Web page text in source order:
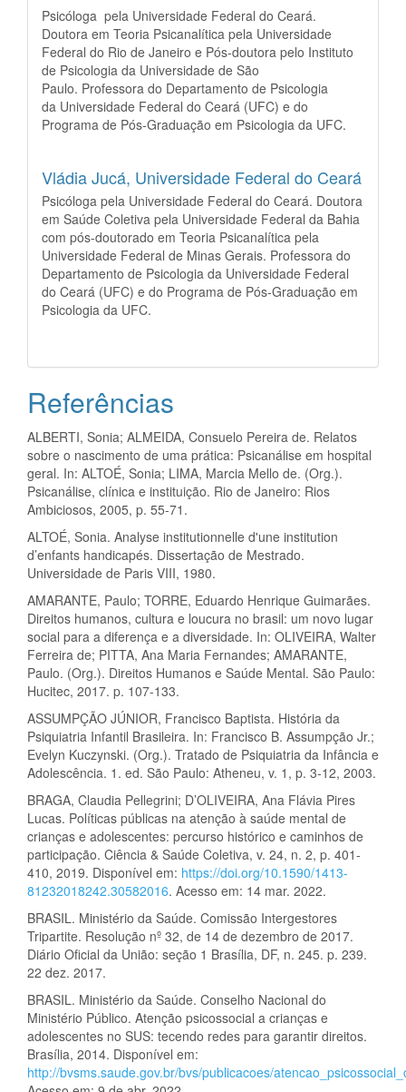
Psicóloga pela Universidade Federal do Ceará.
Doutora em Teoria Psicanalítica pela Universidade
Federal do Rio de Janeiro e Pós-doutora pelo Instituto
de Psicologia da Universidade de São
Paulo. Professora do Departamento de Psicologia
da Universidade Federal do Ceará (UFC) e do
Programa de Pós-Graduação em Psicologia da UFC.
Vládia Jucá, Universidade Federal do Ceará
Psicóloga pela Universidade Federal do Ceará. Doutora
em Saúde Coletiva pela Universidade Federal da Bahia
com pós-doutorado em Teoria Psicanalítica pela
Universidade Federal de Minas Gerais. Professora do
Departamento de Psicologia da Universidade Federal
do Ceará (UFC) e do Programa de Pós-Graduação em
Psicologia da UFC.
Referências
ALBERTI, Sonia; ALMEIDA, Consuelo Pereira de. Relatos
sobre o nascimento de uma prática: Psicanálise em hospital
geral. In: ALTOÉ, Sonia; LIMA, Marcia Mello de. (Org.).
Psicanálise, clínica e instituição. Rio de Janeiro: Rios
Ambiciosos, 2005, p. 55-71.
ALTOÉ, Sonia. Analyse institutionnelle d'une institution
d’enfants handicapés. Dissertação de Mestrado.
Universidade de Paris VIII, 1980.
AMARANTE, Paulo; TORRE, Eduardo Henrique Guimarães.
Direitos humanos, cultura e loucura no brasil: um novo lugar
social para a diferença e a diversidade. In: OLIVEIRA, Walter
Ferreira de; PITTA, Ana Maria Fernandes; AMARANTE,
Paulo. (Org.). Direitos Humanos e Saúde Mental. São Paulo:
Hucitec, 2017. p. 107-133.
ASSUMPÇÃO JÚNIOR, Francisco Baptista. História da
Psiquiatria Infantil Brasileira. In: Francisco B. Assumpção Jr.;
Evelyn Kuczynski. (Org.). Tratado de Psiquiatria da Infância e
Adolescência. 1. ed. São Paulo: Atheneu, v. 1, p. 3-12, 2003.
BRAGA, Claudia Pellegrini; D’OLIVEIRA, Ana Flávia Pires
Lucas. Políticas públicas na atenção à saúde mental de
crianças e adolescentes: percurso histórico e caminhos de
participação. Ciência & Saúde Coletiva, v. 24, n. 2, p. 401-
410, 2019. Disponível em: https://doi.org/10.1590/1413-
81232018242.30582016. Acesso em: 14 mar. 2022.
BRASIL. Ministério da Saúde. Comissão Intergestores
Tripartite. Resolução nº 32, de 14 de dezembro de 2017.
Diário Oficial da União: seção 1 Brasília, DF, n. 245. p. 239.
22 dez. 2017.
BRASIL. Ministério da Saúde. Conselho Nacional do
Ministério Público. Atenção psicossocial a crianças e
adolescentes no SUS: tecendo redes para garantir direitos.
Brasília, 2014. Disponível em:
http://bvsms.saude.gov.br/bvs/publicacoes/